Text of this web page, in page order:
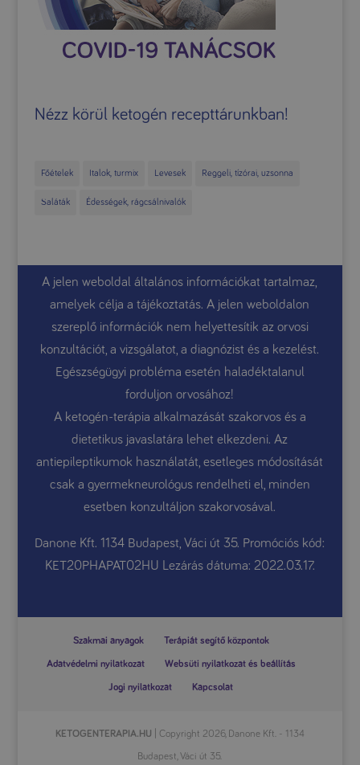
Nézz körül ketogén recepttárunkban!
Főételek Italok, turmix Levesek Reggeli, tízórai, uzsonna
Saláták Édességek, rágcsálnivalók
A jelen weboldal általános információkat tartalmaz,
amelyek célja a tájékoztatás. A jelen weboldalon
szereplő információk nem helyettesítik az orvosi
konzultációt, a vizsgálatot, a diagnózist és a kezelést.
Egészségügyi probléma esetén haladéktalanul
forduljon orvosához!
A ketogén-terápia alkalmazását szakorvos és a
dietetikus javaslatára lehet elkezdeni. Az
antiepileptikumok használatát, esetleges módosítását
csak a gyermekneurológus rendelheti el, minden
esetben konzultáljon szakorvosával.
Danone Kft. 1134 Budapest, Váci út 35. Promóciós kód:
KET20PHAPAT02HU Lezárás dátuma: 2022.03.17.
Szakmai anyagok Terápiát segítő központok
Adatvédelmi nyilatkozat Websüti nyilatkozat és beállítás
Jogi nyilatkozat Kapcsolat
KETOGENTERAPIA.HU | Copyright 2026, Danone Kft. - 1134
Budapest, Váci út 35.